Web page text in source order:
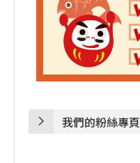
我們的粉絲專頁